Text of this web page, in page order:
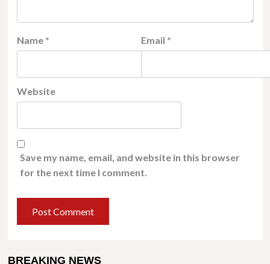
Name * Email *
Website
Save my name, email, and website in this browser
for the next time I comment.
BREAKING NEWS